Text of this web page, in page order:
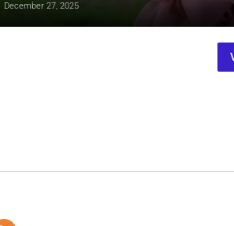
December 27, 2025